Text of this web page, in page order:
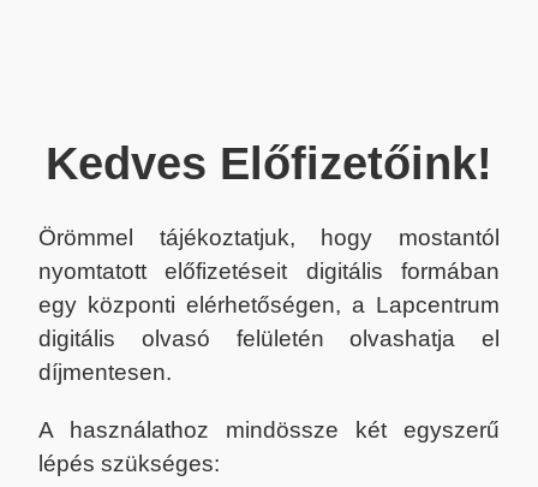
Kedves Előfizetőink!
Örömmel tájékoztatjuk, hogy mostantól
nyomtatott előfizetéseit digitális formában
egy központi elérhetőségen, a Lapcentrum
digitális olvasó felületén olvashatja el
díjmentesen.
A használathoz mindössze két egyszerű
lépés szükséges: